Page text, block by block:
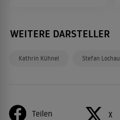
WEITERE DARSTELLER
Kathrin Kühnel Stefan Lochau
Teilen X